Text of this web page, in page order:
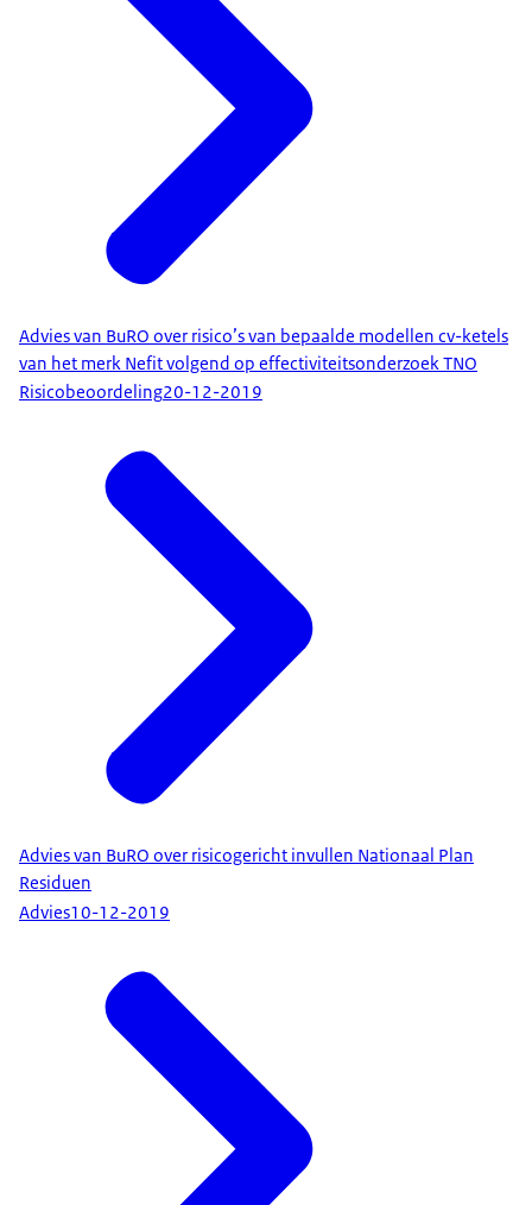
Advies van BuRO over risico’s van bepaalde modellen cv-ketels
van het merk Nefit volgend op effectiviteitsonderzoek TNO
Risicobeoordeling20-12-2019
Advies van BuRO over risicogericht invullen Nationaal Plan
Residuen
Advies10-12-2019